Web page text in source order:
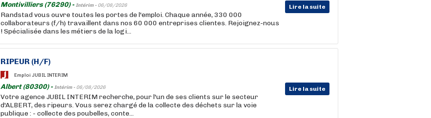
Montivilliers (76290) -Intérim - 06/08/2026 Lire la suite
Randstad vous ouvre toutes les portes de l'emploi. Chaque année, 330 000
collaborateurs (f/h) travaillent dans nos 60 000 entreprises clientes. Rejoignez-nous
! Spécialisée dans les métiers de la logi...
RIPEUR (H/F)
Emploi JUBIL INTERIM
Albert (80300) -Intérim - 06/08/2026 Lire la suite
Votre agence JUBIL INTERIM recherche, pour l'un de ses clients sur le secteur
d'ALBERT, des ripeurs. Vous serez chargé de la collecte des déchets sur la voie
publique : - collecte des poubelles, conte...